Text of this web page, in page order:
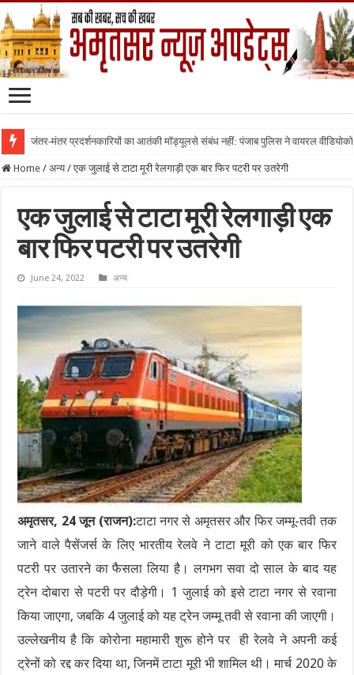
जंतर-मंतर प्रदर्शनकारियों का आतंकी मॉड्यूलसे संबंध नहीं: पंजाब पुलिस ने वायरल वीडियोको
Home / अन्य / एक जुलाई से टाटा मूरी रेलगाड़ी एक बार फिर पटरी पर उतरेगी
एक जुलाई से टाटा मूरी रेलगाड़ी एक
बार फिर पटरी पर उतरेगी
June 24, 2022 अन्य
अमृतसर, 24 जून (राजन):टाटा नगर से अमृतसर और फिर जम्मू-तवी तक
जाने वाले पैसेंजर्स के लिए भारतीय रेलवे ने टाटा मूरी को एक बार फिर
पटरी पर उतारने का फैसला लिया है। लगभग सवा दो साल के बाद यह
ट्रेन दोबारा से पटरी पर दौड़ेगी। 1 जुलाई को इसे टाटा नगर से रवाना
किया जाएगा, जबकि 4 जुलाई को यह ट्रेन जम्मू तवी से रवाना की जाएगी।
उल्लेखनीय है कि कोरोना महामारी शुरू होने पर ही रेलवे ने अपनी कई
ट्रेनों को रद्द कर दिया था, जिनमें टाटा मूरी भी शामिल थी। मार्च 2020 के